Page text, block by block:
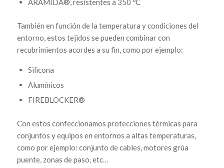
ARAMIDA®, resistentes a 350 ºC
También en función de la temperatura y condiciones del
entorno, estos tejidos se pueden combinar con
recubrimientos acordes a su fin, como por ejemplo:
Silicona
Alumínicos
FIREBLOCKER®
Con estos confeccionamos protecciones térmicas para
conjuntos y equipos en entornos a altas temperaturas,
como por ejemplo: conjunto de cables, motores grúa
puente, zonas de paso, etc…